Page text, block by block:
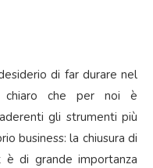
di far durare nel
chiaro che per noi è
gli strumenti più
business: la chiusura di
è di grande importanza